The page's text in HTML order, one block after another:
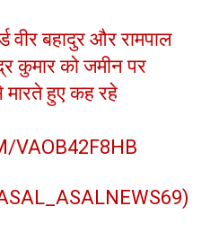
वीर बहादुर और रामपाल
कुमार को जमीन पर
मारते हुए कह रहे
VAOB42F8HB